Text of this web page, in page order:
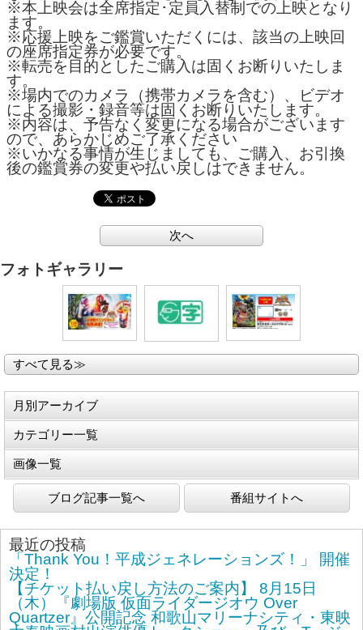
※本上映会は全席指定･定員入替制での上映となり
ます。
※応援上映をご鑑賞いただくには、該当の上映回
の座席指定券が必要です。
※転売を目的としたご購入は固くお断りいたしま
す。
※場内でのカメラ（携帯カメラを含む）、ビデオ
による撮影・録音等は固くお断りいたします。
※内容は、予告なく変更になる場合がございます
ので、あらかじめご了承ください
※いかなる事情が生じましても、ご購入、お引換
後の鑑賞券の変更や払い戻しはできません。
次へ
フォトギャラリー
すべて見る≫
月別アーカイブ
カテゴリー一覧
画像一覧
ブログ記事一覧へ 番組サイトへ
最近の投稿
「Thank You！平成ジェネレーションズ！」 開催
決定！
【チケット払い戻し方法のご案内】 8月15日
（木）『劇場版 仮面ライダージオウ Over
Quartzer』公開記念 和歌山マリーナシティ・東映